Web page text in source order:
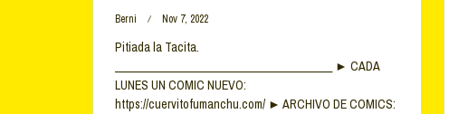
Berni Nov 7, 2022
Pitiada la Tacita.
________________________________________ ► CADA
LUNES UN COMIC NUEVO:
https://cuervitofumanchu.com/ ► ARCHIVO DE COMICS: